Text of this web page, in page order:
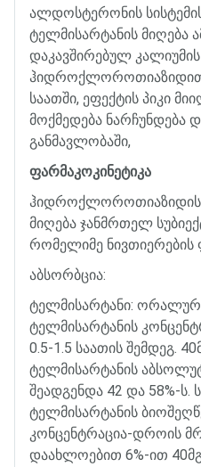
ალდოსტერონის
ტელმისარტანის მიღება
დაკავშირებულ კალიუმის
საათში, ეფექტის პიკი
მოქმედება ნარჩუნდება
განმავლობაში,
ფარმაკოკინეტიკა
ჰიდროქლოროთიაზიდის
მიღება ჯანმრთელ
რომელიმე ნივთიერების
აბსორბცია:
ტელმისარტანი:
ტელმისარტანის
0.5-1.5 საათის შემდეგ. 40
ტელმისარტანის
შეადგენდა 42 და 58%-ს.
ტელმისარტანის
კონცენტრაცია-დროის
დაახლოებით 6%-ით 40